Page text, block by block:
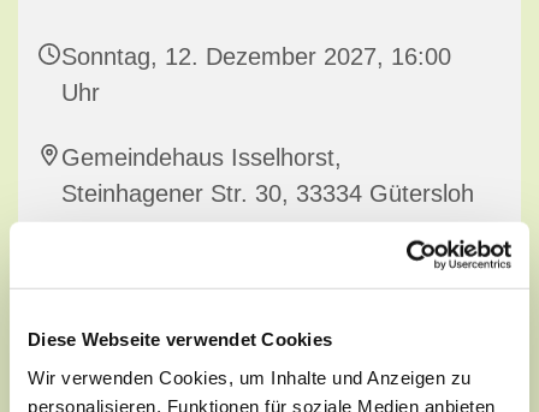
Diese Webseite verwendet Cookies
Wir verwenden Cookies, um Inhalte und Anzeigen zu
personalisieren, Funktionen für soziale Medien anbieten
Sonntag, 12. Dezember 2027, 16:00
Uhr
Gemeindehaus Isselhorst,
Steinhagener Str. 30, 33334 Gütersloh